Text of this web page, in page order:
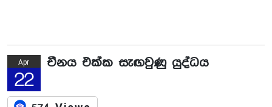
Apr
22
චීනය එක්ක සැඟවුණු යුද්ධය